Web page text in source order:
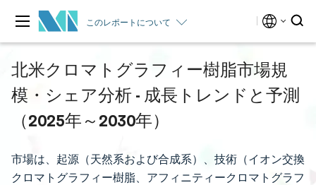
このレポートについて
北米クロマトグラフィー樹脂市場規
模・シェア分析 - 成長トレンドと予測
（2025年～2030年）
市場は、起源（天然系および合成系）、技術（イオン交換
クロマトグラフィー樹脂、アフィニティークロマトグラフ